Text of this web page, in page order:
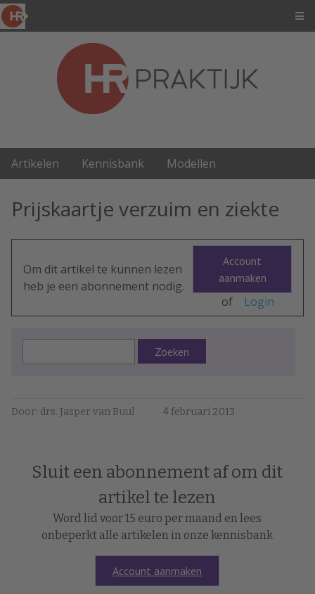
Artikelen Kennisbank Modellen
Prijskaartje verzuim en ziekte
Om dit artikel te kunnen lezen
heb je een abonnement nodig.
Account
aanmaken
of Login
Zoeken
Door: drs. Jasper van Buul 4 februari 2013
Sluit een abonnement af om dit
artikel te lezen
Word lid voor 15 euro per maand en lees
onbeperkt alle artikelen in onze kennisbank
Account aanmaken